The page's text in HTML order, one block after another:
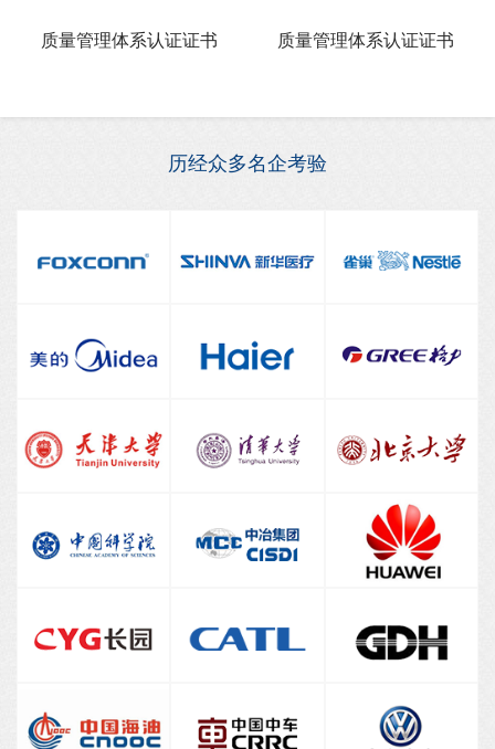
质量管理体系认证证书 质量管理体系认证证书
历经众多名企考验